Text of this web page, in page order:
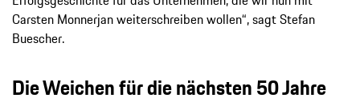
Carsten Monnerjan weiterschreiben wollen“, sagt Stefan
Buescher.
Die Weichen für die nächsten 50 Jahre